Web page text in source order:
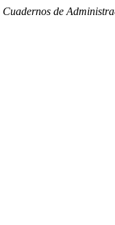
Cuadernos de